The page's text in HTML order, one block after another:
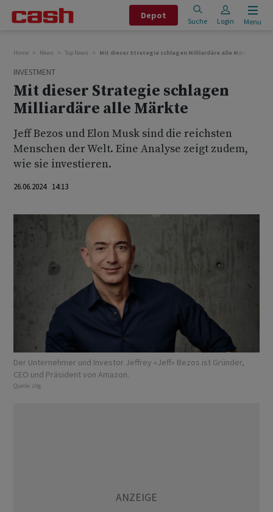
Depot
Suche Login Menu
Home News Top News Mit dieser Strategie schlagen Milliardäre alle Märkte
INVESTMENT
Mit dieser Strategie schlagen
Milliardäre alle Märkte
Jeff Bezos und Elon Musk sind die reichsten
Menschen der Welt. Eine Analyse zeigt zudem,
wie sie investieren.
26.06.2024 14:13
Der Unternehmer und Investor Jeffrey «Jeff» Bezos ist Gründer,
CEO und Präsident von Amazon.
Quelle: zVg